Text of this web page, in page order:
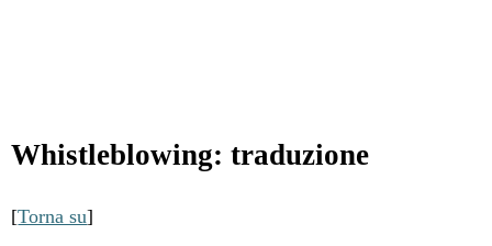
Whistleblowing: traduzione
[Torna su]